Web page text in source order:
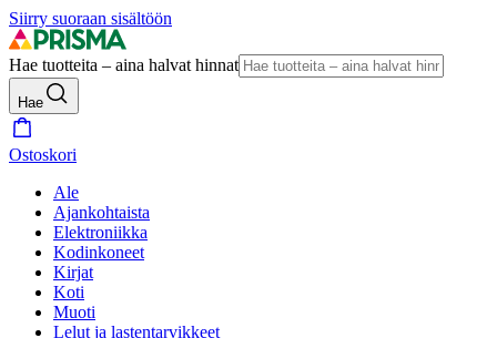
Siirry suoraan sisältöön
Hae tuotteita – aina halvat hinnat
Hae
Ostoskori
Ale
Ajankohtaista
Elektroniikka
Kodinkoneet
Kirjat
Koti
Muoti
Lelut ja lastentarvikkeet